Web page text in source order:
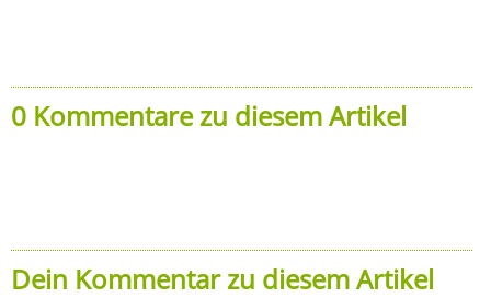
0 Kommentare zu diesem Artikel
Dein Kommentar zu diesem Artikel